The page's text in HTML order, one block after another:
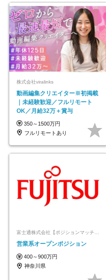
株式会社viralinks
動画編集クリエイター※初掲載
｜未経験歓迎／フルリモート
OK／月給32万＋賞与
350～1500万円
フルリモートあり
富士通株式会社【ポジションマッチ登録】
営業系オープンポジション
400～900万円
神奈川県